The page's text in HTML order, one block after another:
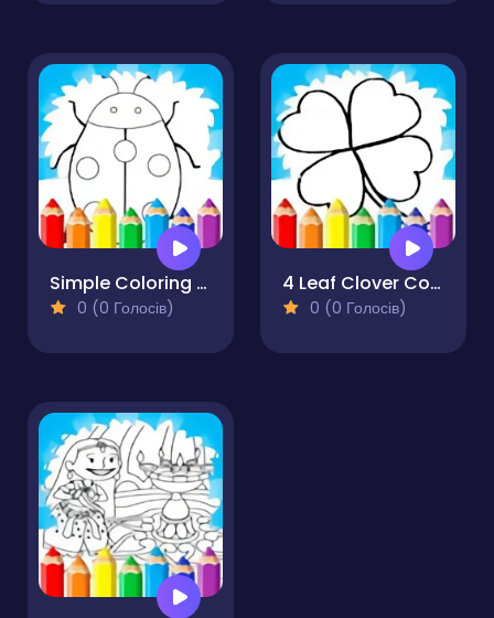
Simple Coloring Pages For Preschoolers
0 (0 Голосів)
4 Leaf Clover Coloring Page
0 (0 Голосів)